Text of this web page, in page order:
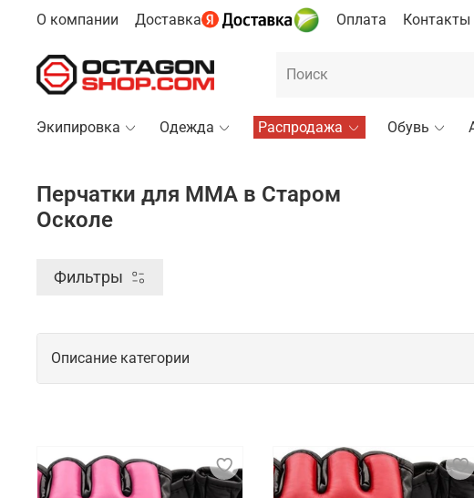
О компании Доставка Оплата Контакты
Экипировка Одежда Распродажа Обувь
Перчатки для ММА в Старом
Осколе
Фильтры
Описание категории
время тренировок и соревнований. Они отличаются от
спортсменам использовать различные техники захвата и